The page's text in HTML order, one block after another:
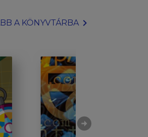
A KÖNYVTÁRBAchevron_right
arrow_circle_right